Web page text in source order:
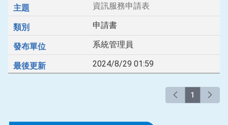
資訊服務申請表
申請書
系統管理員
2024/8/29 01:59
1